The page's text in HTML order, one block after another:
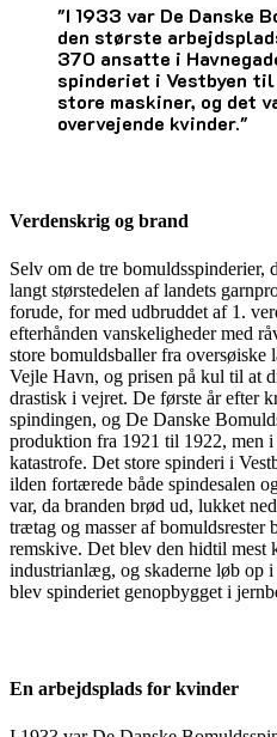
"I 1933 var De Danske
den største
370 ansatte i
spinderiet i Vestbyen
store maskiner, og det
overvejende kvinder."
Verdenskrig og brand
Selv om de tre
langt størstedelen af landets
forude, for med udbruddet af 1.
efterhånden vanskeligheder med
store bomuldsballer fra oversøiske
Vejle Havn, og prisen på kul til at
drastisk i vejret. De første år efter
spindingen, og De Danske
produktion fra 1921 til 1922, men
katastrofe. Det store spinderi i
ilden fortærede både spindesalen
var, da branden brød ud, lukket
trætag og masser af bomuldsrester
remskive. Det blev den hidtil mest
industrianlæg, og skaderne løb
blev spinderiet genopbygget i
En arbejdsplads for kvinder